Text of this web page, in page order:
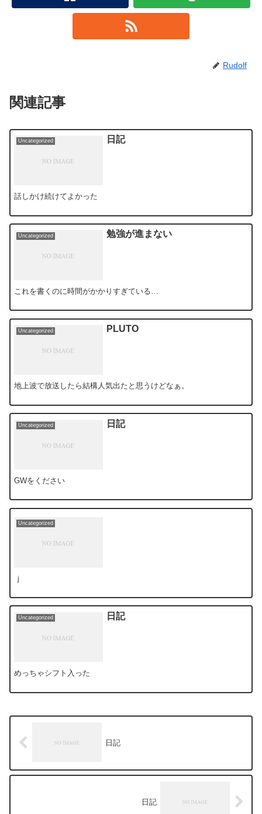
Rudolf
関連記事
Uncategorized 日記
話しかけ続けてよかった
Uncategorized 勉強が進まない
これを書くのに時間がかかりすぎている…
Uncategorized PLUTO
地上波で放送したら結構人気出たと思うけどなぁ。
Uncategorized 日記
GWをください
Uncategorized
ｊ
Uncategorized 日記
めっちゃシフト入った
日記
日記